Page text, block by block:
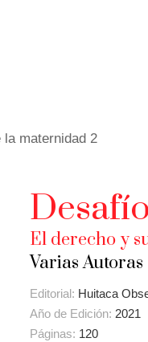
maternidad 2
El derecho y
Varias Autoras
Editorial: Huitaca
Año de Edición: 2021
Páginas: 120